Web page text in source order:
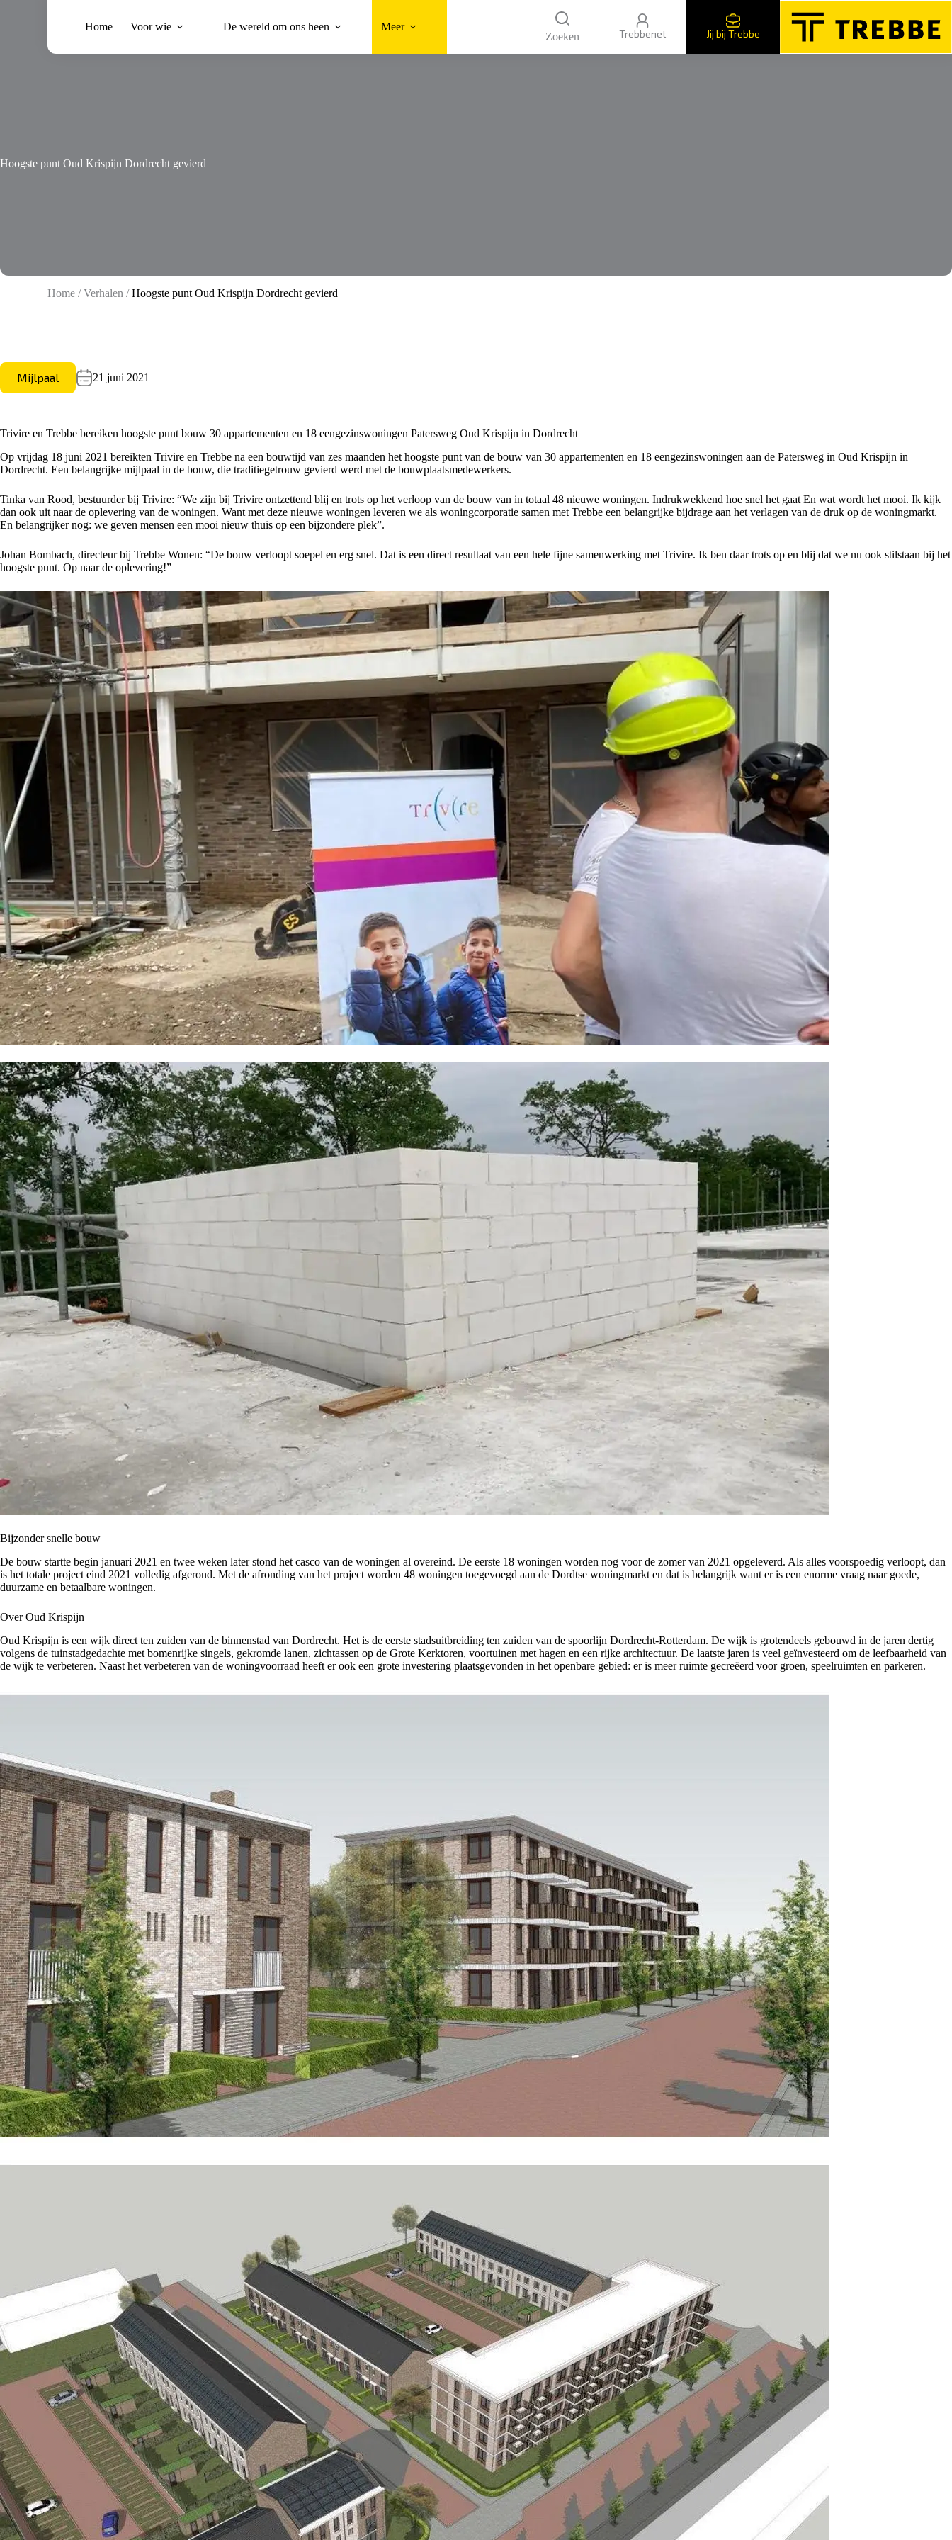
Home Voor wie De wereld om ons heen
Meer
Zoeken
Trebbenet Jij bij Trebbe
Hoogste punt Oud Krispijn Dordrecht gevierd
Home /Verhalen /Hoogste punt Oud Krispijn Dordrecht gevierd
Mijlpaal 21 juni 2021
Trivire en Trebbe bereiken hoogste punt bouw 30 appartementen en 18 eengezinswoningen Patersweg Oud Krispijn in Dordrecht
Op vrijdag 18 juni 2021 bereikten Trivire en Trebbe na een bouwtijd van zes maanden het hoogste punt van de bouw van 30 appartementen en 18 eengezinswoningen aan de Patersweg in Oud Krispijn in
Dordrecht. Een belangrijke mijlpaal in de bouw, die traditiegetrouw gevierd werd met de bouwplaatsmedewerkers.
Tinka van Rood, bestuurder bij Trivire: “We zijn bij Trivire ontzettend blij en trots op het verloop van de bouw van in totaal 48 nieuwe woningen. Indrukwekkend hoe snel het gaat En wat wordt het mooi. Ik kijk
dan ook uit naar de oplevering van de woningen. Want met deze nieuwe woningen leveren we als woningcorporatie samen met Trebbe een belangrijke bijdrage aan het verlagen van de druk op de woningmarkt.
En belangrijker nog: we geven mensen een mooi nieuw thuis op een bijzondere plek”.
Johan Bombach, directeur bij Trebbe Wonen: “De bouw verloopt soepel en erg snel. Dat is een direct resultaat van een hele fijne samenwerking met Trivire. Ik ben daar trots op en blij dat we nu ook stilstaan bij het
hoogste punt. Op naar de oplevering!”
Bijzonder snelle bouw
De bouw startte begin januari 2021 en twee weken later stond het casco van de woningen al overeind. De eerste 18 woningen worden nog voor de zomer van 2021 opgeleverd. Als alles voorspoedig verloopt, dan
is het totale project eind 2021 volledig afgerond. Met de afronding van het project worden 48 woningen toegevoegd aan de Dordtse woningmarkt en dat is belangrijk want er is een enorme vraag naar goede,
duurzame en betaalbare woningen.
Over Oud Krispijn
Oud Krispijn is een wijk direct ten zuiden van de binnenstad van Dordrecht. Het is de eerste stadsuitbreiding ten zuiden van de spoorlijn Dordrecht-Rotterdam. De wijk is grotendeels gebouwd in de jaren dertig
volgens de tuinstadgedachte met bomenrijke singels, gekromde lanen, zichtassen op de Grote Kerktoren, voortuinen met hagen en een rijke architectuur. De laatste jaren is veel geïnvesteerd om de leefbaarheid van
de wijk te verbeteren. Naast het verbeteren van de woningvoorraad heeft er ook een grote investering plaatsgevonden in het openbare gebied: er is meer ruimte gecreëerd voor groen, speelruimten en parkeren.